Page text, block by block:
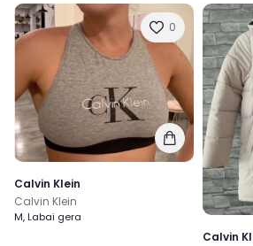
0
Calvin Klein
Calvin Klein
M, Labai gera
Calvin